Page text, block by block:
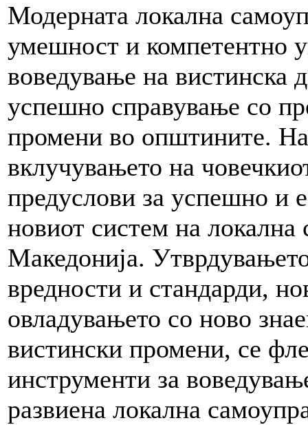
Модерната локална
умешност и компетентно
воведување на вистинска
успешно справување со
промени во општините.
вклучувањето на
предуслови за успешно и
новиот систем на локална
Македонија.
вредности и стандарди,
овладувањето со ново
вистински промени, се
инструменти за
развиена локална